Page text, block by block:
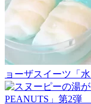
ョーザスイーツ「